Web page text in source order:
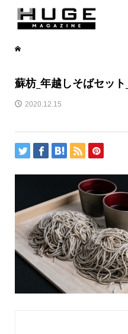
蘇枋_年越しそばセット
2020.12.15